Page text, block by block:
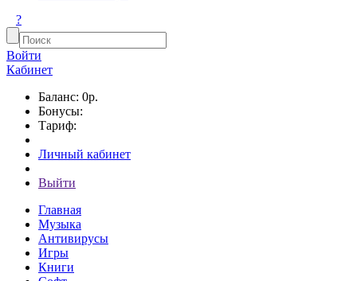
?
Войти
Кабинет
Баланс: 0р.
Бонусы:
Тариф:
Личный кабинет
Выйти
Главная
Музыка
Антивирусы
Игры
Книги